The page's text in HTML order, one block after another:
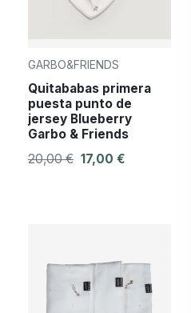
GARBO&FRIENDS
Quitababas primera
puesta punto de
jersey Blueberry
Garbo & Friends
20,00 € 17,00 €